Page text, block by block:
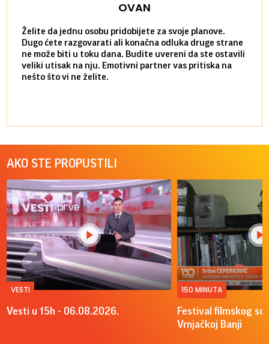
OVAN
Želite da jednu osobu pridobijete za svoje planove.
Dugo ćete razgovarati ali konačna odluka druge strane
ne može biti u toku dana. Budite uvereni da ste ostavili
veliki utisak na nju. Emotivni partner vas pritiska na
nešto što vi ne želite.
AKO STE PROPUSTILI
VESTI
Vesti u 15h - 06.08.2026.
150 MINUTA
Festival filmskog
Vrnjačkoj Banji